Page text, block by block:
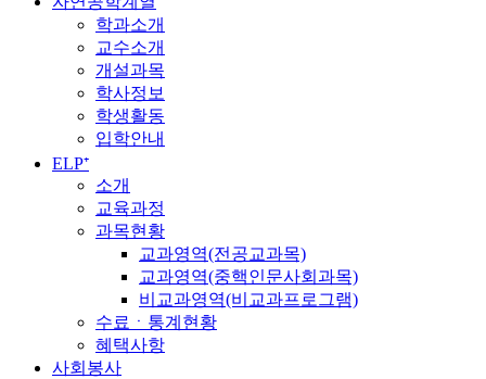
학과소개
교수소개
개설과목
학사정보
학생활동
입학안내
ELP⁺
소개
교육과정
과목현황
교과영역(전공교과목)
교과영역(중핵인문사회과목)
비교과영역(비교과프로그램)
수료ㆍ통계현황
혜택사항
사회봉사